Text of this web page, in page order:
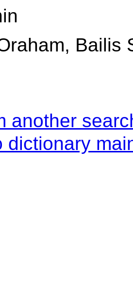
Bailis
another
dictionary